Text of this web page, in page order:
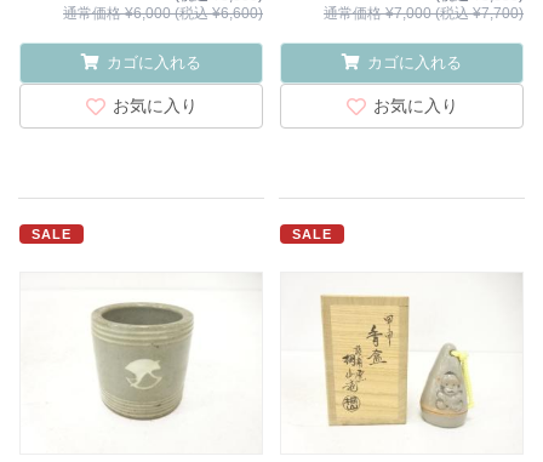
通常価格 ¥6,000 (税込 ¥6,600)
カゴに入れる
お気に入り
通常価格 ¥7,000 (税込 ¥7,700)
カゴに入れる
お気に入り
SALE SALE